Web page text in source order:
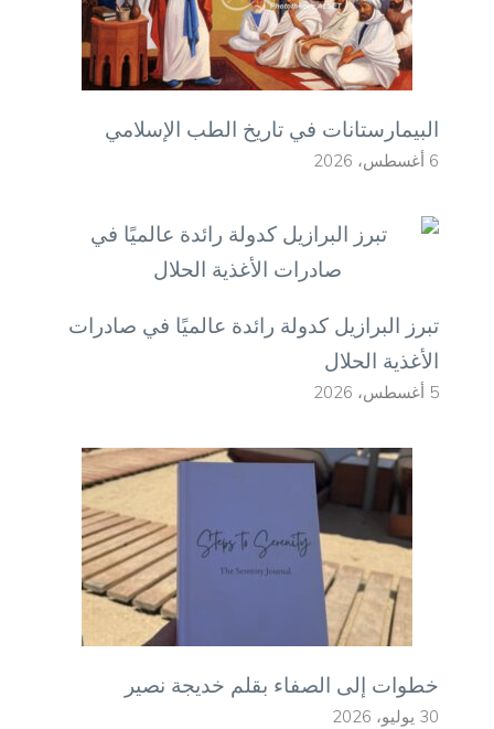
البيمارستانات في تاريخ الطب الإسلامي
6 أغسطس، 2026
تبرز البرازيل كدولة رائدة عالميًا في صادرات
الأغذية الحلال
5 أغسطس، 2026
خطوات إلى الصفاء بقلم خديجة نصير
30 يوليو، 2026